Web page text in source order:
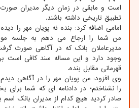
است و مابقی در زمان دیگر مدیران صورت
تطبیق تاریخی داشته باشند.
امامی اضافه کرد: بنده نه پویان مهر را
مدیرعاملان بانک که در آگاهی صورت
وجود دارد و این مساله سند کافی است
قهرمانی مقابل بنده.
وی افزود: من پویان مهر را در آگاهی
را نشناختم؛ در دادنامه ای که شما
صادر کردید هیچ کدام از مدیران بانک اسم